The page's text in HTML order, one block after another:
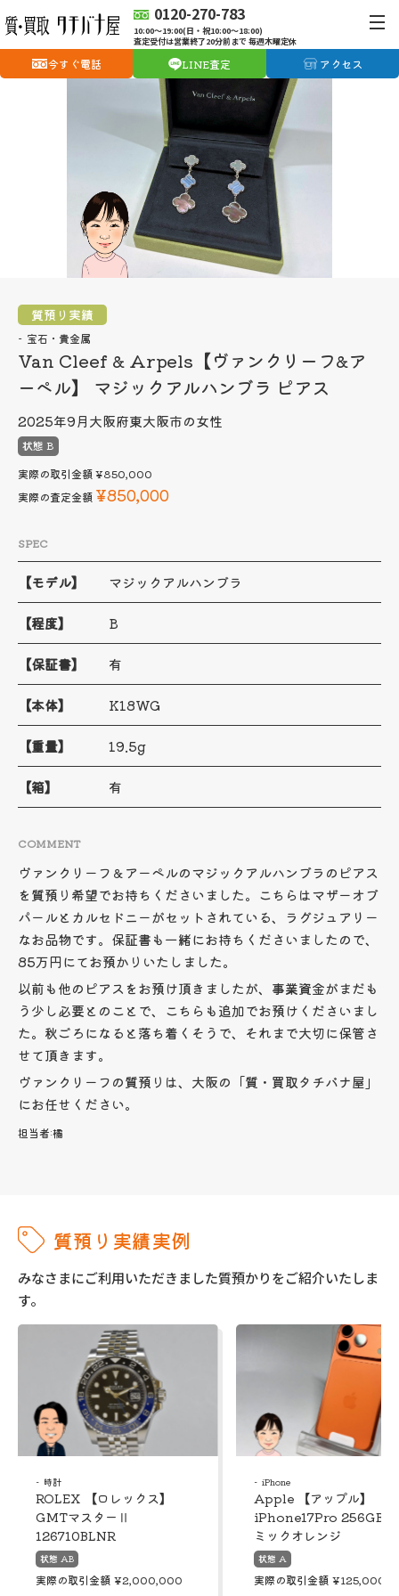
0120-270-783
10:00〜19:00(日・祝10:00〜18:00)
査定受付は営業終了20分前まで 毎週木曜定休
今すぐ電話 LINE査定 アクセス
質預り実績
宝石・貴金属
Van Cleef & Arpels【ヴァンクリーフ&ア
ーペル】 マジックアルハンブラ ピアス
2025年9月大阪府東大阪市の女性
状態 B
実際の取引金額¥850,000
実際の査定金額 ¥850,000
SPEC
【モデル】 マジックアルハンブラ
【程度】 B
【保証書】 有
【本体】 K18WG
【重量】 19.5g
【箱】 有
COMMENT
ヴァンクリーフ＆アーペルのマジックアルハンブラのピアス
を質預り希望でお持ちくださいました。こちらはマザーオブ
パールとカルセドニーがセットされている、ラグジュアリー
なお品物です。保証書も一緒にお持ちくださいましたので、
85万円にてお預かりいたしました。
以前も他のピアスをお預け頂きましたが、事業資金がまだも
う少し必要とのことで、こちらも追加でお預けくださいまし
た。秋ごろになると落ち着くそうで、それまで大切に保管さ
せて頂きます。
ヴァンクリーフの質預りは、大阪の「質・買取タチバナ屋」
にお任せください。
担当者:橘
質預り実績実例
みなさまにご利用いただきました質預かりをご紹介いたしま
す。
時計
ROLEX 【ロレックス】
GMTマスターⅡ
126710BLNR
状態 AB
実際の取引金額 ¥2,000,000
iPhone
Apple 【アップル】
iPhone17Pro 256GB
ミックオレンジ
状態 A
実際の取引金額 ¥125,000